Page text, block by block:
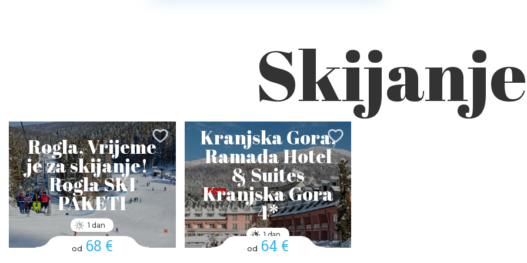
Skijanje
Rogla, Vrijeme
je za skijanje! -
Rogla SKI
PAKETI
1 dan
od 68 €
Kranjska Gora,
Ramada Hotel
& Suites
Kranjska Gora
4*
1 dan
od 64 €